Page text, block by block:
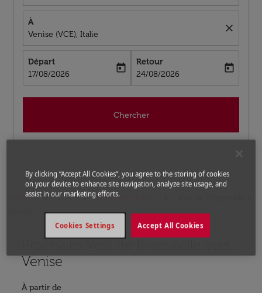
À
Venise (VCE), Italie
close
Départ
fc-booking-departure-date-aria-label
17/08/2026
today
Retour
fc-booking-return-date-aria-label
24/08/2026
today
Chercher
Accueil Vols Vols pour Italie
Venise
À partir de
By clicking “Accept All Cookies”, you agree to the storing of cookies
on your device to enhance site navigation, analyze site usage, and
assist in our marketing efforts.
Accept All Cookies
Cookies Settings